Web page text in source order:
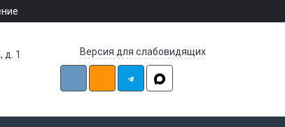
д. 1
Версия для слабовидящих